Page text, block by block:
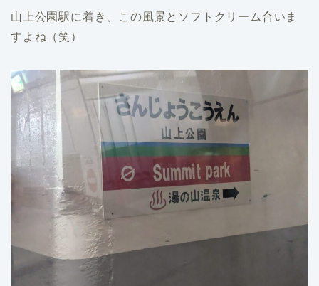
山上公園駅に着き、この風景とソフトクリーム合いま
すよね（笑）